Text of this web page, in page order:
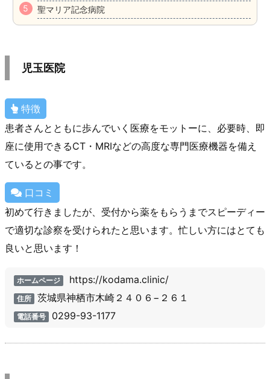
聖マリア記念病院
児玉医院
特徴
患者さんとともに歩んでいく医療をモットーに、必要時、即
座に使用できるCT・MRIなどの高度な専門医療機器を備え
ているとの事です。
口コミ
初めて行きましたが、受付から薬をもらうまでスピーディー
で適切な診察を受けられたと思います。忙しい方にはとても
良いと思います！
ホームページ https://kodama.clinic/
住所 茨城県神栖市木崎２４０６−２６１
電話番号 0299-93-1177